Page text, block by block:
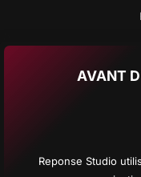
CHAMPS-
AVANT
Reponse Studio